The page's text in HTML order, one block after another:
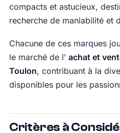
compacts et astucieux,
recherche de maniabilité et
Chacune de ces marques
le marché de l’ achat et
Toulon, contribuant à la
disponibles pour les
Critères à